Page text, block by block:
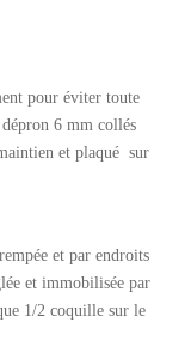
pour éviter toute
6 mm collés
et plaqué sur
et par endroits
et immobilisée par
1/2 coquille sur le